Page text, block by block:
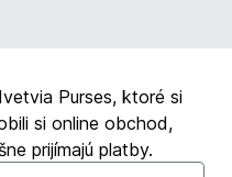
Purses, ktoré si
si online obchod,
prijímajú platby.